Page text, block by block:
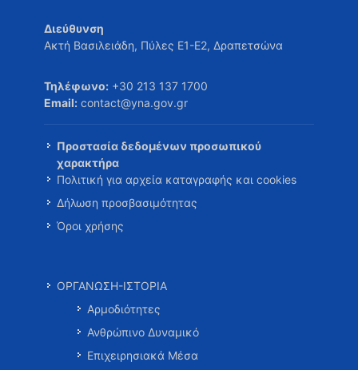
Διεύθυνση
Ακτή Βασιλειάδη, Πύλες Ε1-Ε2, Δραπετσώνα
Τηλέφωνο: +30 213 137 1700
Email: contact@yna.gov.gr
Προστασία δεδομένων προσωπικού
χαρακτήρα
Πολιτική για αρχεία καταγραφής και cookies
Δήλωση προσβασιμότητας
Όροι χρήσης
ΟΡΓΑΝΩΣΗ-ΙΣΤΟΡΙΑ
Αρμοδιότητες
Ανθρώπινο Δυναμικό
Επιχειρησιακά Μέσα